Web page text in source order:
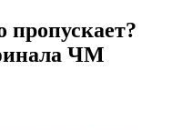
пропускает?
ЧМ